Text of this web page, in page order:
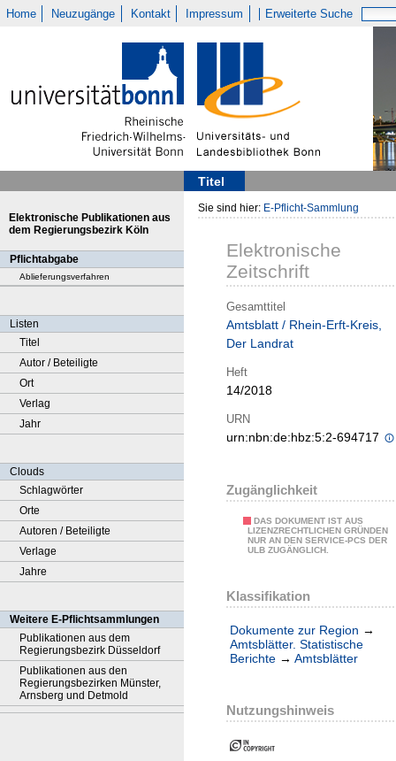
Home Neuzugänge Kontakt Impressum Erweiterte Suche
Titel
Elektronische Publikationen aus
dem Regierungsbezirk Köln
Pflichtabgabe
Ablieferungsverfahren
Listen
Titel
Autor / Beteiligte
Ort
Verlag
Jahr
Clouds
Schlagwörter
Orte
Autoren / Beteiligte
Verlage
Jahre
Weitere E-Pflichtsammlungen
Publikationen aus dem
Regierungsbezirk Düsseldorf
Publikationen aus den
Regierungsbezirken Münster,
Arnsberg und Detmold
Sie sind hier: E-Pflicht-Sammlung
Elektronische
Zeitschrift
Gesamttitel
Amtsblatt / Rhein-Erft-Kreis,
Der Landrat
Heft
14/2018
URN
urn:nbn:de:hbz:5:2-694717
Zugänglichkeit
DAS DOKUMENT IST AUS
LIZENZRECHTLICHEN GRÜNDEN
NUR AN DEN SERVICE-PCS DER
ULB ZUGÄNGLICH.
Klassifikation
Dokumente zur Region →
Amtsblätter. Statistische
Berichte → Amtsblätter
Nutzungshinweis